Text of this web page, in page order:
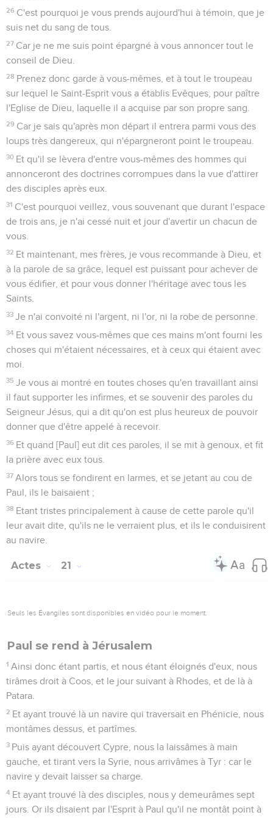
26 C'est pourquoi je vous prends aujourd'hui à témoin, que je
suis net du sang de tous.
27 Car je ne me suis point épargné à vous annoncer tout le
conseil de Dieu.
28 Prenez donc garde à vous-mêmes, et à tout le troupeau
sur lequel le Saint-Esprit vous a établis Evêques, pour paître
l'Eglise de Dieu, laquelle il a acquise par son propre sang.
29 Car je sais qu'après mon départ il entrera parmi vous des
loups très dangereux, qui n'épargneront point le troupeau.
30 Et qu'il se lèvera d'entre vous-mêmes des hommes qui
annonceront des doctrines corrompues dans la vue d'attirer
des disciples après eux.
31 C'est pourquoi veillez, vous souvenant que durant l'espace
de trois ans, je n'ai cessé nuit et jour d'avertir un chacun de
vous.
32 Et maintenant, mes frères, je vous recommande à Dieu, et
à la parole de sa grâce, lequel est puissant pour achever de
vous édifier, et pour vous donner l'héritage avec tous les
Saints.
33 Je n'ai convoité ni l'argent, ni l'or, ni la robe de personne.
34 Et vous savez vous-mêmes que ces mains m'ont fourni les
choses qui m'étaient nécessaires, et à ceux qui étaient avec
moi.
35 Je vous ai montré en toutes choses qu'en travaillant ainsi
il faut supporter les infirmes, et se souvenir des paroles du
Seigneur Jésus, qui a dit qu'on est plus heureux de pouvoir
donner que d'être appelé à recevoir.
36 Et quand [Paul] eut dit ces paroles, il se mit à genoux, et fit
la prière avec eux tous.
37 Alors tous se fondirent en larmes, et se jetant au cou de
Paul, ils le baisaient ;
38 Etant tristes principalement à cause de cette parole qu'il
leur avait dite, qu'ils ne le verraient plus, et ils le conduisirent
au navire.
Actes 21
Seuls les Évangiles sont disponibles en vidéo pour le moment.
Paul se rend à Jérusalem
1 Ainsi donc étant partis, et nous étant éloignés d'eux, nous
tirâmes droit à Coos, et le jour suivant à Rhodes, et de là à
Patara.
2 Et ayant trouvé là un navire qui traversait en Phénicie, nous
montâmes dessus, et partîmes.
3 Puis ayant découvert Cypre, nous la laissâmes à main
gauche, et tirant vers la Syrie, nous arrivâmes à Tyr : car le
navire y devait laisser sa charge.
4 Et ayant trouvé là des disciples, nous y demeurâmes sept
jours. Or ils disaient par l'Esprit à Paul qu'il ne montât point à